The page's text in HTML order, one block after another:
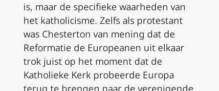
is, maar de specifieke waarheden van
het katholicisme. Zelfs als protestant
was Chesterton van mening dat de
Reformatie de Europeanen uit elkaar
trok juist op het moment dat de
Katholieke Kerk probeerde Europa